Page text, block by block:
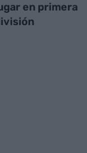
en primera